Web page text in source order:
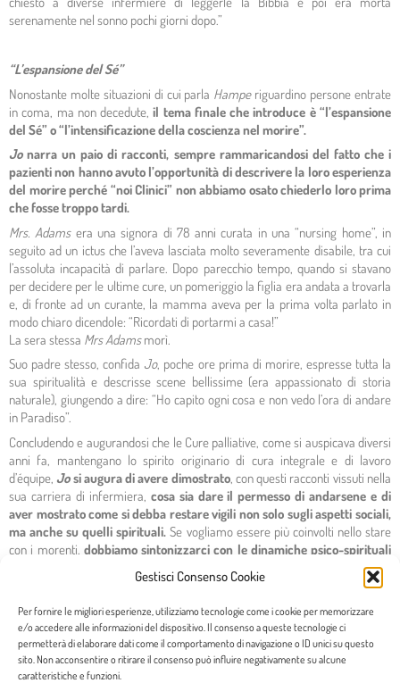
Gestisci Consenso Cookie
Per fornire le migliori esperienze, utilizziamo tecnologie come i cookie per memorizzare
e/o accedere alle informazioni del dispositivo. Il consenso a queste tecnologie ci
permetterà di elaborare dati come il comportamento di navigazione o ID unici su questo
sito. Non acconsentire o ritirare il consenso può influire negativamente su alcune
caratteristiche e funzioni.
serenamente nel sonno pochi giorni dopo.”
“L’espansione del Sé”
Nonostante molte situazioni di cui parla Hamperiguardino persone entrate
in coma, ma non decedute,il tema finale che introduce è “l’espansione
del Sé” o “l’intensificazione della coscienza nel morire”.
Jonarra un paio di racconti, sempre rammaricandosi del fatto che i
pazienti non hanno avuto l’opportunità di descrivere la loro esperienza
del morire perché “noi Clinici” non abbiamo osato chiederlo loro prima
che fosse troppo tardi.
Mrs. Adamsera una signora di 78 anni curata in una “nursing home”, in
seguito ad un ictus che l’aveva lasciata molto severamente disabile, tra cui
l’assoluta incapacità di parlare. Dopo parecchio tempo, quando si stavano
per decidere per le ultime cure, un pomeriggio la figlia era andata a trovarla
e, di fronte ad un curante, la mamma aveva per la prima volta parlato in
modo chiaro dicendole: “Ricordati di portarmi a casa!”
La sera stessa Mrs Adamsmorì.
Suo padre stesso, confida Jo, poche ore prima di morire, espresse tutta la
sua spiritualità e descrisse scene bellissime (era appassionato di storia
naturale), giungendo a dire: “Ho capito ogni cosa e non vedo l’ora di andare
in Paradiso”.
Concludendo e augurandosi che le Cure palliative, come si auspicava diversi
anni fa, mantengano lo spirito originario di cura integrale e di lavoro
d’équipe, Josi augura di avere dimostrato, con questi racconti vissuti nella
sua carriera di infermiera, cosa sia dare il permesso di andarsene e di
aver mostrato come si debba restare vigili non solo sugli aspetti sociali,
ma anche su quelli spirituali. Se vogliamo essere più coinvolti nello stare
con i morenti, dobbiamo sintonizzarci con le dinamiche psico-spirituali
Solo in questo modo di essere, potremo permettere loro la dignità di
linguaggio simbolico.
Più siamo preparati ad essere presenti a chi muore, più saremo in
grado di comprendere cosa significa essere veramente umani e capire